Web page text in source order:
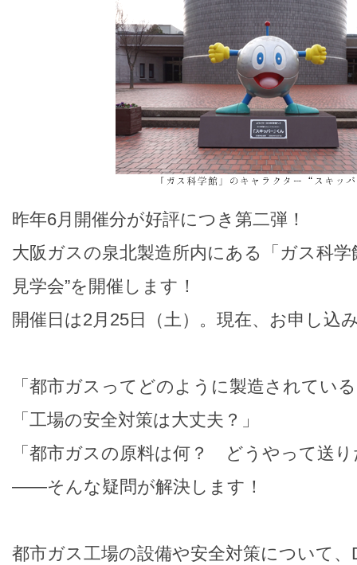
昨年6月開催分が好評につき第二弾！
大阪ガスの泉北製造所内にある「ガス科学
見学会”を開催します！
開催日は2月25日（土）。現在、お申し込
「都市ガスってどのように製造されてい
「工場の安全対策は大丈夫？」
「都市ガスの原料は何？ どうやって送
――そんな疑問が解決します！
都市ガス工場の設備や安全対策について